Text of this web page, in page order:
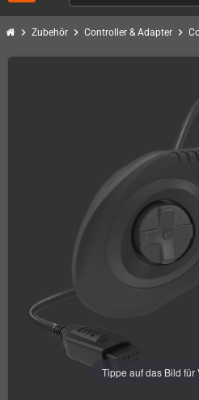
chevron_right Zubehör chevron_right Controller & Adapter chevron_right
Tippe auf das Bild für